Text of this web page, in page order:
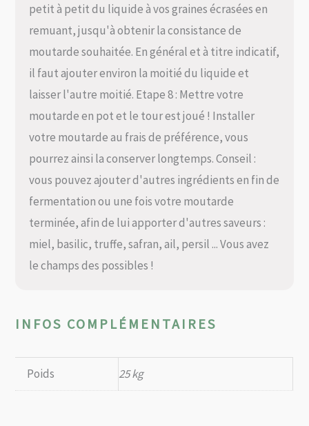
petit à petit du liquide à vos graines écrasées en
remuant, jusqu'à obtenir la consistance de
moutarde souhaitée. En général et à titre indicatif,
il faut ajouter environ la moitié du liquide et
laisser l'autre moitié. Etape 8 : Mettre votre
moutarde en pot et le tour est joué ! Installer
votre moutarde au frais de préférence, vous
pourrez ainsi la conserver longtemps. Conseil :
vous pouvez ajouter d'autres ingrédients en fin de
fermentation ou une fois votre moutarde
terminée, afin de lui apporter d'autres saveurs :
miel, basilic, truffe, safran, ail, persil ... Vous avez
le champs des possibles !
INFOS COMPLÉMENTAIRES
Poids 25 kg